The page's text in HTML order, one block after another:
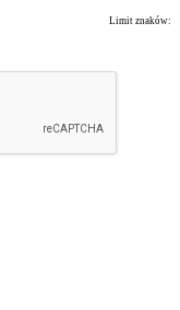
Limit znaków: